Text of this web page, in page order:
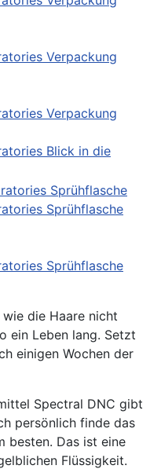
wie die Haare nicht
ein Leben lang. Setzt
einigen Wochen der
Spectral DNC gibt
persönlich finde das
besten. Das ist eine
Flüssigkeit.